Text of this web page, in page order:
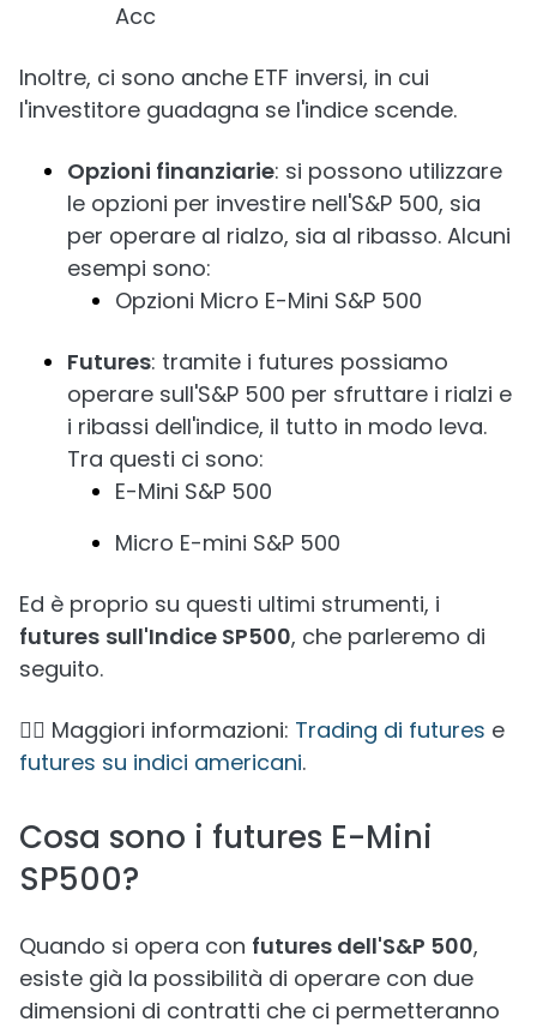
Acc
Inoltre, ci sono anche ETF inversi, in cui
l'investitore guadagna se l'indice scende.
Opzioni finanziarie: si possono utilizzare
le opzioni per investire nell'S&P 500, sia
per operare al rialzo, sia al ribasso. Alcuni
esempi sono:
Opzioni Micro E-Mini S&P 500
Futures: tramite i futures possiamo
operare sull'S&P 500 per sfruttare i rialzi e
i ribassi dell'indice, il tutto in modo leva.
Tra questi ci sono:
E-Mini S&P 500
Micro E-mini S&P 500
Ed è proprio su questi ultimi strumenti, i
futures sull'Indice SP500, che parleremo di
seguito.
👉🏼 Maggiori informazioni: Trading di futures e
futures su indici americani.
Cosa sono i futures E-Mini
SP500?
Quando si opera con futures dell'S&P 500,
esiste già la possibilità di operare con due
dimensioni di contratti che ci permetteranno